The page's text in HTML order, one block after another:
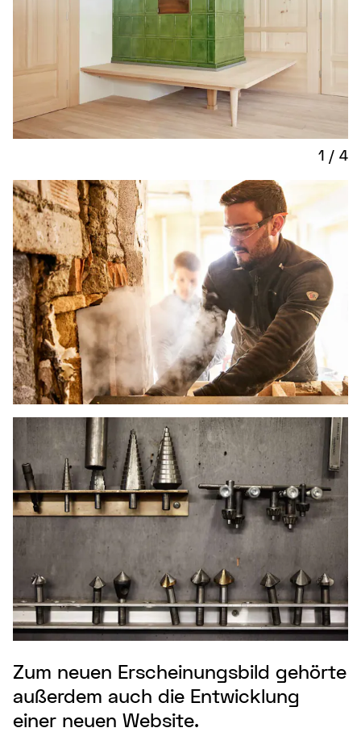
1 / 4
Zum neuen Erscheinungsbild gehörte
außerdem auch die Entwicklung
einer neuen Website.